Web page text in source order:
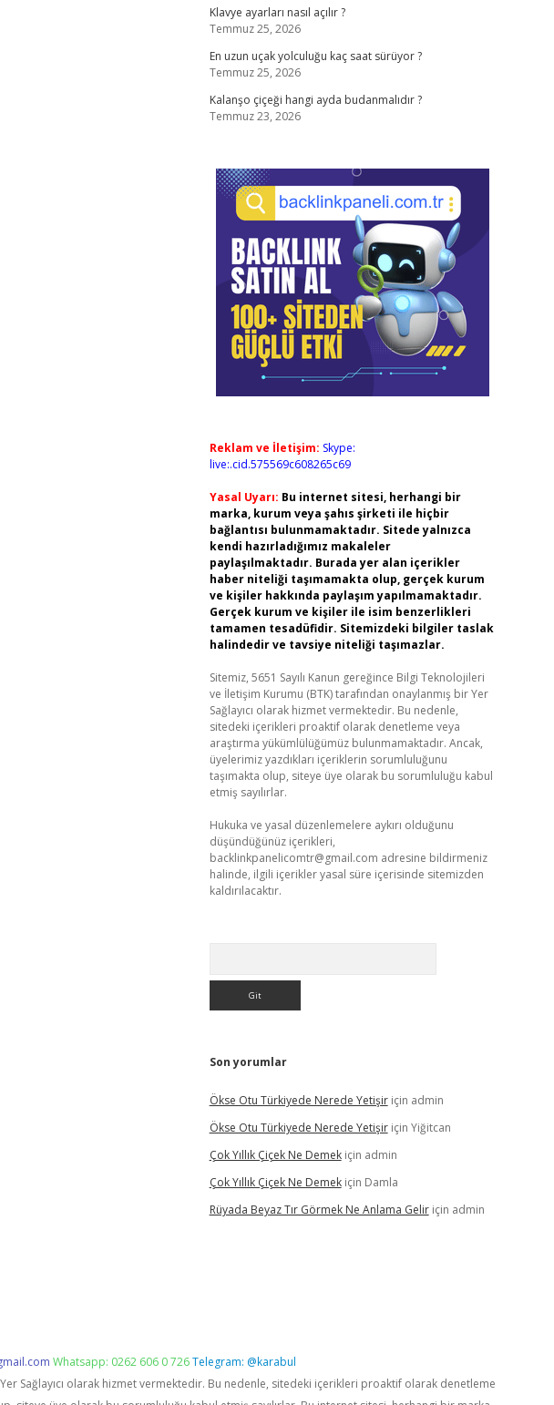
Klavye ayarları nasıl açılır ?
Temmuz 25, 2026
En uzun uçak yolculuğu kaç saat sürüyor ?
Temmuz 25, 2026
Kalanşo çiçeği hangi ayda budanmalıdır ?
Temmuz 23, 2026
Reklam ve İletişim: Skype:
live:.cid.575569c608265c69
Yasal Uyarı: Bu internet sitesi, herhangi bir
marka, kurum veya şahıs şirketi ile hiçbir
bağlantısı bulunmamaktadır. Sitede yalnızca
kendi hazırladığımız makaleler
paylaşılmaktadır. Burada yer alan içerikler
haber niteliği taşımamakta olup, gerçek kurum
ve kişiler hakkında paylaşım yapılmamaktadır.
Gerçek kurum ve kişiler ile isim benzerlikleri
tamamen tesadüfidir. Sitemizdeki bilgiler taslak
halindedir ve tavsiye niteliği taşımazlar.
Sitemiz, 5651 Sayılı Kanun gereğince Bilgi Teknolojileri
ve İletişim Kurumu (BTK) tarafından onaylanmış bir Yer
Sağlayıcı olarak hizmet vermektedir. Bu nedenle,
sitedeki içerikleri proaktif olarak denetleme veya
araştırma yükümlülüğümüz bulunmamaktadır. Ancak,
üyelerimiz yazdıkları içeriklerin sorumluluğunu
taşımakta olup, siteye üye olarak bu sorumluluğu kabul
etmiş sayılırlar.
Hukuka ve yasal düzenlemelere aykırı olduğunu
düşündüğünüz içerikleri,
backlinkpanelicomtr@gmail.com adresine bildirmeniz
halinde, ilgili içerikler yasal süre içerisinde sitemizden
kaldırılacaktır.
Son yorumlar
Ökse Otu Türkiyede Nerede Yetişiriçin admin
Ökse Otu Türkiyede Nerede Yetişiriçin Yiğitcan
Çok Yıllık Çiçek Ne Demekiçin admin
Çok Yıllık Çiçek Ne Demekiçin Damla
Rüyada Beyaz Tır Görmek Ne Anlama Geliriçin admin
Whatsapp: 0262 606 0 726Telegram: @karabul
Sağlayıcı olarak hizmet vermektedir. Bu nedenle, sitedeki içerikleri proaktif olarak denetleme